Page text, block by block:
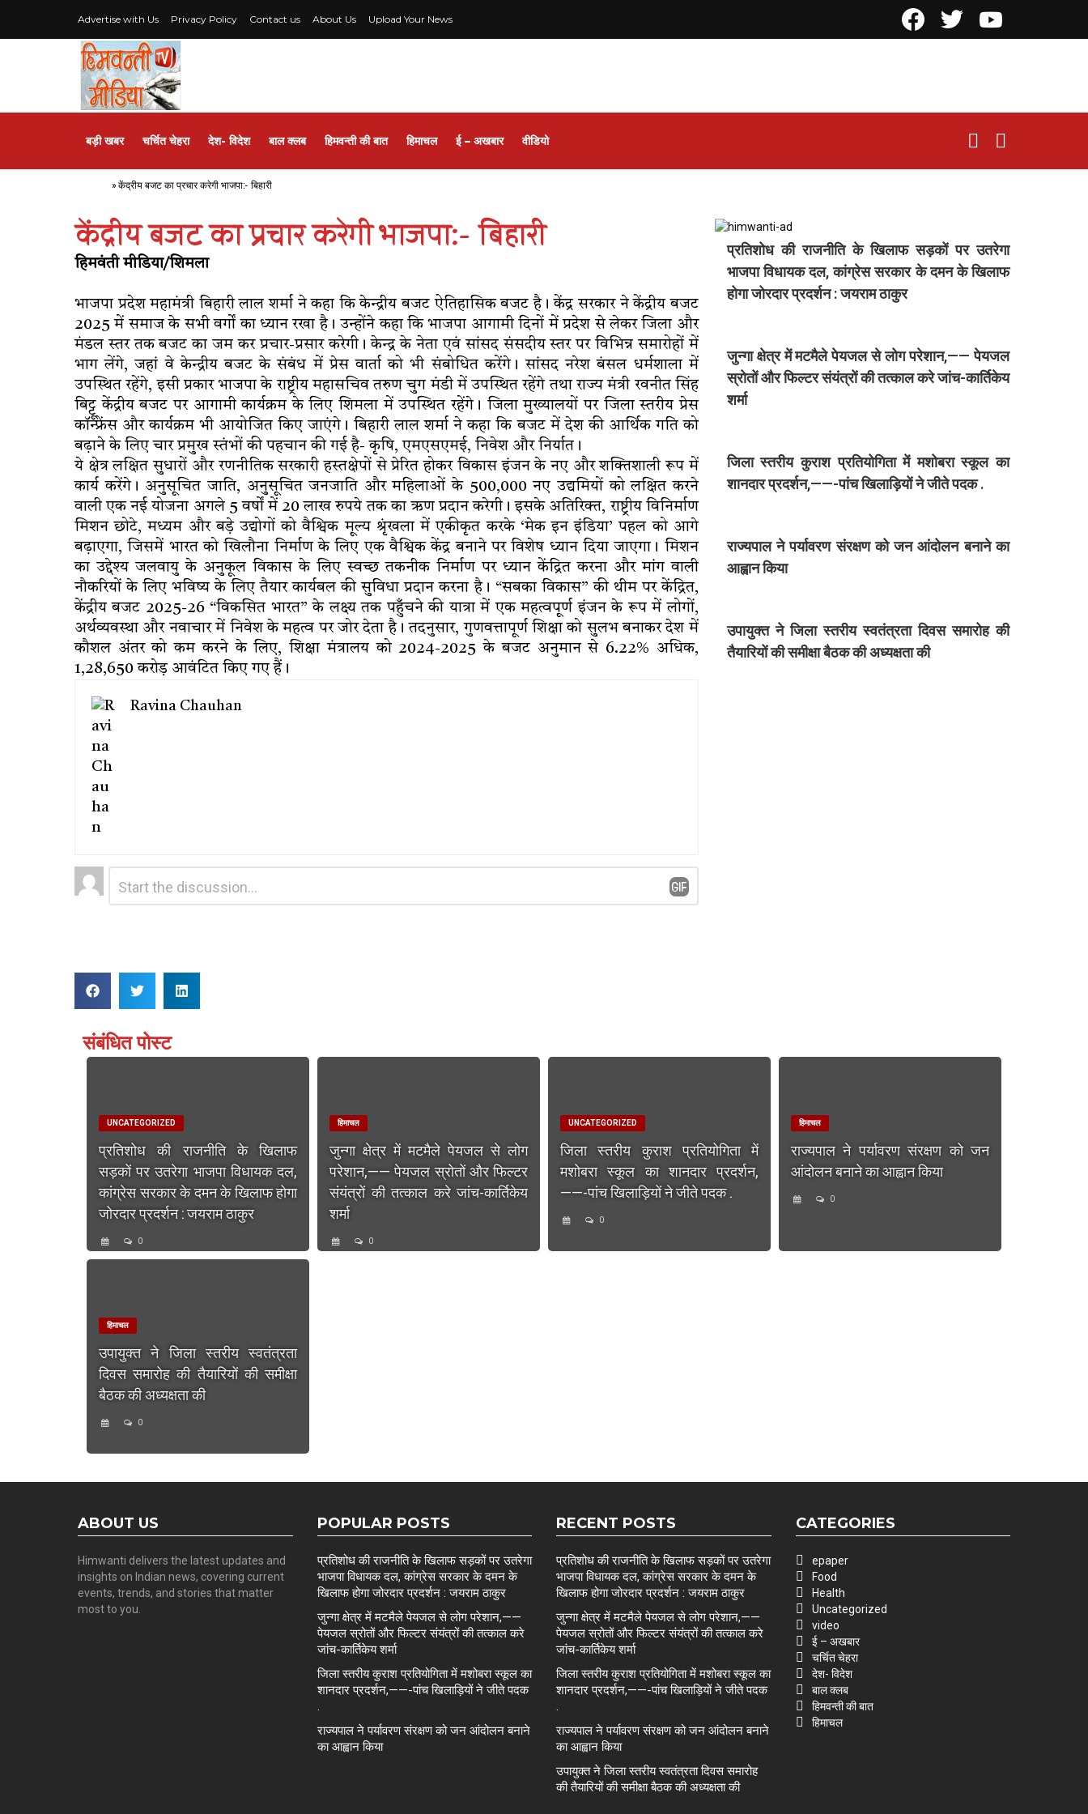
Advertise with Us Privacy Policy Contact us About Us Upload Your News
बड़ी खबर चर्चित चेहरा देश- विदेश बाल क्लब हिमवन्ती की बात हिमाचल ई – अखबार वीडियो
SEARCH
» केंद्रीय बजट का प्रचार करेगी भाजपा:- बिहारी
केंद्रीय बजट का प्रचार करेगी भाजपा:- बिहारी
हिमवंती मीडिया/शिमला
भाजपा प्रदेश महामंत्री बिहारी लाल शर्मा ने कहा कि केन्द्रीय बजट ऐतिहासिक बजट है। केंद्र सरकार ने केंद्रीय बजट
2025 में समाज के सभी वर्गों का ध्यान रखा है। उन्होंने कहा कि भाजपा आगामी दिनों में प्रदेश से लेकर जिला और
मंडल स्तर तक बजट का जम कर प्रचार-प्रसार करेगी। केन्द्र के नेता एवं सांसद संसदीय स्तर पर विभिन्न समारोहों में
भाग लेंगे, जहां वे केन्द्रीय बजट के संबंध में प्रेस वार्ता को भी संबोधित करेंगे। सांसद नरेश बंसल धर्मशाला में
उपस्थित रहेंगे, इसी प्रकार भाजपा के राष्ट्रीय महासचिव तरुण चुग मंडी में उपस्थित रहेंगे तथा राज्य मंत्री रवनीत सिंह
बिट्टू केंद्रीय बजट पर आगामी कार्यक्रम के लिए शिमला में उपस्थित रहेंगे। जिला मुख्यालयों पर जिला स्तरीय प्रेस
कॉन्फ्रेंस और कार्यक्रम भी आयोजित किए जाएंगे। बिहारी लाल शर्मा ने कहा कि बजट में देश की आर्थिक गति को
बढ़ाने के लिए चार प्रमुख स्तंभों की पहचान की गई है- कृषि, एमएसएमई, निवेश और निर्यात।
ये क्षेत्र लक्षित सुधारों और रणनीतिक सरकारी हस्तक्षेपों से प्रेरित होकर विकास इंजन के नए और शक्तिशाली रूप में
कार्य करेंगे। अनुसूचित जाति, अनुसूचित जनजाति और महिलाओं के 500,000 नए उद्यमियों को लक्षित करने
वाली एक नई योजना अगले 5 वर्षों में 20 लाख रुपये तक का ऋण प्रदान करेगी। इसके अतिरिक्त, राष्ट्रीय विनिर्माण
मिशन छोटे, मध्यम और बड़े उद्योगों को वैश्विक मूल्य श्रृंखला में एकीकृत करके ‘मेक इन इंडिया’ पहल को आगे
बढ़ाएगा, जिसमें भारत को खिलौना निर्माण के लिए एक वैश्विक केंद्र बनाने पर विशेष ध्यान दिया जाएगा। मिशन
का उद्देश्य जलवायु के अनुकूल विकास के लिए स्वच्छ तकनीक निर्माण पर ध्यान केंद्रित करना और मांग वाली
नौकरियों के लिए भविष्य के लिए तैयार कार्यबल की सुविधा प्रदान करना है। “सबका विकास” की थीम पर केंद्रित,
केंद्रीय बजट 2025-26 “विकसित भारत” के लक्ष्य तक पहुँचने की यात्रा में एक महत्वपूर्ण इंजन के रूप में लोगों,
अर्थव्यवस्था और नवाचार में निवेश के महत्व पर जोर देता है। तदनुसार, गुणवत्तापूर्ण शिक्षा को सुलभ बनाकर देश में
कौशल अंतर को कम करने के लिए, शिक्षा मंत्रालय को 2024-2025 के बजट अनुमान से 6.22% अधिक,
₹1,28,650 करोड़ आवंटित किए गए हैं।
Ravina Chauhan
Leave
a
प्रतिशोध की राजनीति के खिलाफ सड़कों पर उतरेगा
भाजपा विधायक दल, कांग्रेस सरकार के दमन के खिलाफ
होगा जोरदार प्रदर्शन : जयराम ठाकुर
जुन्गा क्षेत्र में मटमैले पेयजल से लोग परेशान,—— पेयजल
स्रोतों और फिल्टर संयंत्रों की तत्काल करे जांच-कार्तिकेय
शर्मा
जिला स्तरीय कुराश प्रतियोगिता में मशोबरा स्कूल का
शानदार प्रदर्शन,——-पांच खिलाड़ियों ने जीते पदक .
राज्यपाल ने पर्यावरण संरक्षण को जन आंदोलन बनाने का
आह्वान किया
उपायुक्त ने जिला स्तरीय स्वतंत्रता दिवस समारोह की
तैयारियों की समीक्षा बैठक की अध्यक्षता की
संबंधित पोस्ट
UNCATEGORIZED
प्रतिशोध की राजनीति के खिलाफ
सड़कों पर उतरेगा भाजपा विधायक दल,
कांग्रेस सरकार के दमन के खिलाफ होगा
जोरदार प्रदर्शन : जयराम ठाकुर
0
हिमाचल
जुन्गा क्षेत्र में मटमैले पेयजल से लोग
परेशान,—— पेयजल स्रोतों और फिल्टर
संयंत्रों की तत्काल करे जांच-कार्तिकेय
शर्मा
0
UNCATEGORIZED
जिला स्तरीय कुराश प्रतियोगिता में
मशोबरा स्कूल का शानदार प्रदर्शन,
——-पांच खिलाड़ियों ने जीते पदक .
0
हिमाचल
राज्यपाल ने पर्यावरण संरक्षण को जन
आंदोलन बनाने का आह्वान किया
0
हिमाचल
उपायुक्त ने जिला स्तरीय स्वतंत्रता
दिवस समारोह की तैयारियों की समीक्षा
बैठक की अध्यक्षता की
0
ABOUT US
Himwanti delivers the latest updates and
insights on Indian news, covering current
events, trends, and stories that matter
most to you.
POPULAR POSTS
प्रतिशोध की राजनीति के खिलाफ सड़कों पर उतरेगा
भाजपा विधायक दल, कांग्रेस सरकार के दमन के
खिलाफ होगा जोरदार प्रदर्शन : जयराम ठाकुर
जुन्गा क्षेत्र में मटमैले पेयजल से लोग परेशान,——
पेयजल स्रोतों और फिल्टर संयंत्रों की तत्काल करे
जांच-कार्तिकेय शर्मा
जिला स्तरीय कुराश प्रतियोगिता में मशोबरा स्कूल का
शानदार प्रदर्शन,——-पांच खिलाड़ियों ने जीते पदक
.
राज्यपाल ने पर्यावरण संरक्षण को जन आंदोलन बनाने
का आह्वान किया
RECENT POSTS
प्रतिशोध की राजनीति के खिलाफ सड़कों पर उतरेगा
भाजपा विधायक दल, कांग्रेस सरकार के दमन के
खिलाफ होगा जोरदार प्रदर्शन : जयराम ठाकुर
जुन्गा क्षेत्र में मटमैले पेयजल से लोग परेशान,——
पेयजल स्रोतों और फिल्टर संयंत्रों की तत्काल करे
जांच-कार्तिकेय शर्मा
जिला स्तरीय कुराश प्रतियोगिता में मशोबरा स्कूल का
शानदार प्रदर्शन,——-पांच खिलाड़ियों ने जीते पदक
.
राज्यपाल ने पर्यावरण संरक्षण को जन आंदोलन बनाने
का आह्वान किया
उपायुक्त ने जिला स्तरीय स्वतंत्रता दिवस समारोह
की तैयारियों की समीक्षा बैठक की अध्यक्षता की
CATEGORIES
epaper
Food
Health
Uncategorized
video
ई – अखबार
चर्चित चेहरा
देश- विदेश
बाल क्लब
हिमवन्ती की बात
हिमाचल